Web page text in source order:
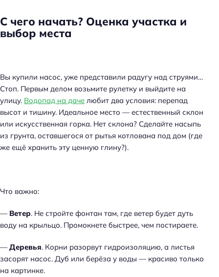
С чего начать? Оценка участка и
выбор места
Вы купили насос, уже представили радугу над струями…
Стоп. Первым делом возьмите рулетку и выйдите на
улицу. Водопад на даче любит два условия: перепад
высот и тишину. Идеальное место — естественный склон
или искусственная горка. Нет склона? Сделайте насыпь
из грунта, оставшегося от рытья котлована под дом (где
же ещё хранить эту ценную глину?).
Что важно:
— Ветер. Не стройте фонтан там, где ветер будет дуть
воду на крыльцо. Промокнете быстрее, чем постираете.
— Деревья. Корни разорвут гидроизоляцию, а листья
засорят насос. Дуб или берёза у воды — красиво только
на картинке.